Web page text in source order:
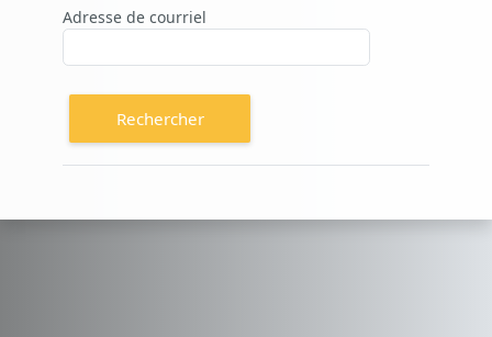
Adresse de courriel